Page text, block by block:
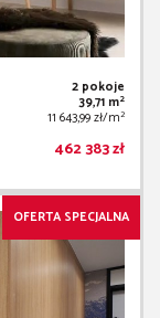
2 pokoje
39,71 m2
11 643,99 zł/m2
462 383 zł
OFERTA SPECJALNA